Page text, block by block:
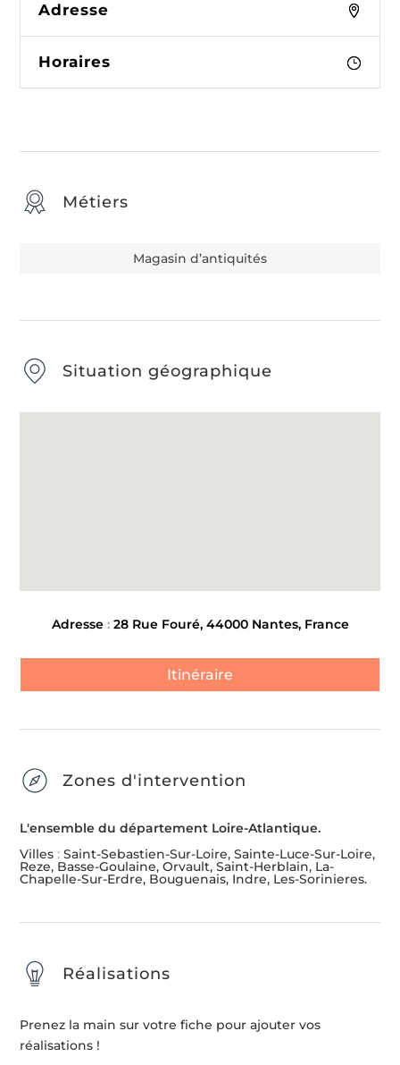
Adresse
Horaires
Métiers
Magasin d’antiquités
Situation géographique
Adresse: 28 Rue Fouré, 44000 Nantes, France
Itinéraire
Zones d'intervention
L'ensemble du département Loire-Atlantique.
Villes :Saint-Sebastien-Sur-Loire, Sainte-Luce-Sur-Loire,
Reze, Basse-Goulaine, Orvault, Saint-Herblain, La-
Chapelle-Sur-Erdre, Bouguenais, Indre, Les-Sorinieres.
Réalisations
Prenez la main sur votre fiche pour ajouter vos
réalisations !